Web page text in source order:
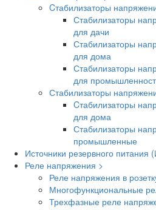
Cтабилизаторы
Стабилизаторы
для дачи
Стабилизаторы
для дома
Стабилизаторы
для
Стабилизаторы
Cтабилизаторы
для дома
Стабилизаторы
промышленные
Источники резервного питания
Реле напряжения >
Реле напряжения в
Многофункциональные
Трехфазные реле